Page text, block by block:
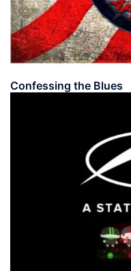
Confessing the Blues